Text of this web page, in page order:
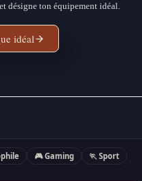
désigne ton équipement idéal.
idéal
🎮 Gaming
🏃 Sport